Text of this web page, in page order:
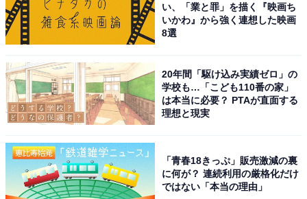
い、「業と罪」を描く『映画ち
いかわ』から強く連想した映画
8選
20年間「駆け込み実績ゼロ」の
学校も…「こども110番の家」
は本当に必要？ PTAが直面する
理想と現実
「青春18きっぷ」販売激減の裏
に何が？ 連続利用の厳格化だけ
ではない「本当の理由」